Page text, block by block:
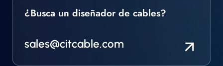
¿Busca un diseñador de cables?
sales@citcable.com